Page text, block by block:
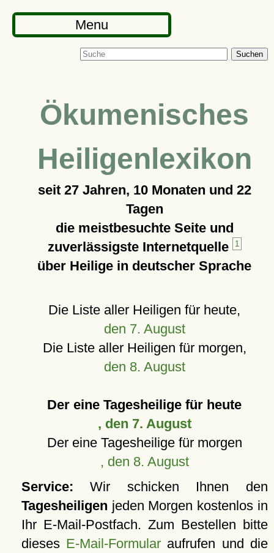
Menu
Suchen
Ökumenisches
Heiligenlexikon
seit 27 Jahren, 10 Monaten und 22
Tagen
die meistbesuchte Seite und
zuverlässigste Internetquelle
1
über Heilige in deutscher Sprache
Die Liste aller Heiligen für heute,
den 7. August
Die Liste aller Heiligen für morgen,
den 8. August
Der eine Tagesheilige für heute
, den 7. August
Der eine Tagesheilige für morgen
, den 8. August
Service: Wir schicken Ihnen den
Tagesheiligen jeden Morgen kostenlos in
Ihr E-Mail-Postfach. Zum Bestellen bitte
dieses E-Mail-Formular aufrufen und die